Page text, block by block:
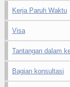
Kerja Paruh Waktu
Visa
Tantangan dalam
Bagian konsultasi